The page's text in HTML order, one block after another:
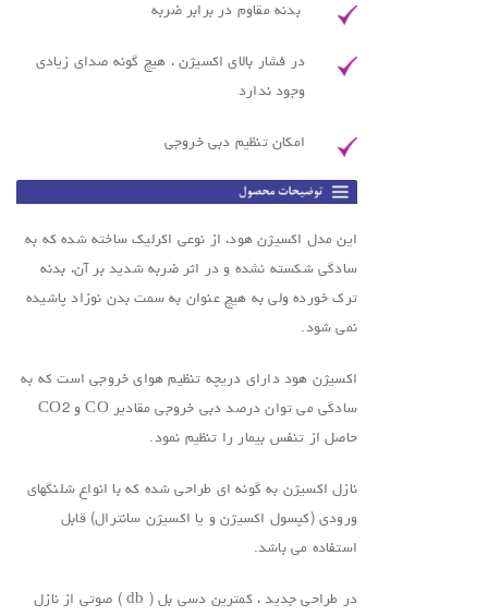
بدنه مقاوم در برابر ضربه
در فشار بالای اکسیژن ، هیچ گونه صدای زیادی
وجود ندارد
امکان تنظيم دبي خروجي
این مدل اکسیژن هود، از نوعی اکرلیک ساخته شده که به
سادگی شکسته نشده و در اثر ضربه شدید بر آن، بدنه
ترک خورده ولی به هیچ عنوان به سمت بدن نوزاد پاشیده
نمی شود.
اکسیژن هود دارای دریچه تنظیم هوای خروجی است که به
سادگی می توان درصد دبی خروجی مقادیر CO و CO2
حاصل از تنفس بیمار را تنظیم نمود.
نازل اکسیژن به گونه ای طراحی شده که با انواع شلنگهای
ورودی (کپسول اکسیژن و یا اکسیژن سانترال) قابل
استفاده می باشد.
در طراحی جدید ، کمترین دسی بل ( db ) صوتی از نازل